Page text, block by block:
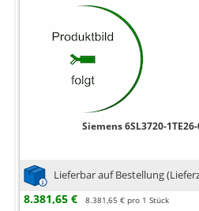
Siemens 6SL3720-
Lieferbar auf Bestellung
8.381,65 €
8.381,65 € pro 1 Stück